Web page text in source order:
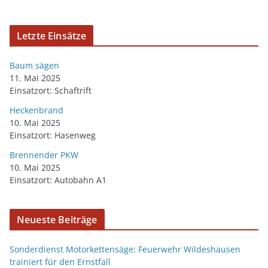
Letzte Einsätze
Baum sägen
11. Mai 2025
Einsatzort: Schaftrift
Heckenbrand
10. Mai 2025
Einsatzort: Hasenweg
Brennender PKW
10. Mai 2025
Einsatzort: Autobahn A1
Neueste Beiträge
Sonderdienst Motorkettensäge: Feuerwehr Wildeshausen
trainiert für den Ernstfall